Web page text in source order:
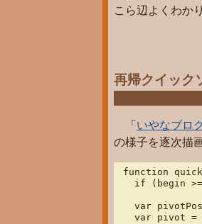
こら辺よくわか
再帰クイック
「 いやなブロ
の様子を逐次描
function
if (begin
var
var pivot =